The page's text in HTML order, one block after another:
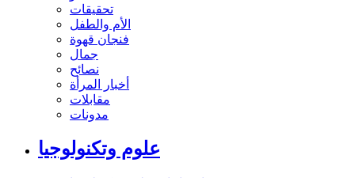
تحقيقات
الأم والطفل
فنجان قهوة
جمال
نصائح
أخبار المرأة
مقابلات
مدونات
علوم وتكنولوجيا